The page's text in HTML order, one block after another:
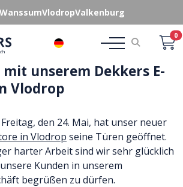
VlodropValkenburg
0
unserem Dekkers E-
Vlodrop
den 24. Mai, hat unser neuer
in Vlodrop seine Türen geöffnet.
harter Arbeit sind wir sehr glücklich
Kunden in unserem
begrüßen zu dürfen.